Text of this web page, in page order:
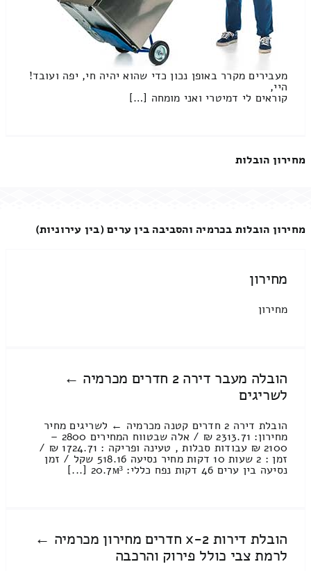
מעבירים מקרר באופן נכון כדי שהוא יהיה חי, יפה ועובד!
היי,
קוראים לי דמיטרי ואני מומחה […]
מחירון הובלות
מחירון הובלות בכרמיה והסביבה בין ערים (בין עירוניות)
מחירון
מחירון
הובלה מעבר דירה 2 חדרים מכרמיה ←
לשריגים
הובלת דירה 2 חדרים קטנה מכרמיה ← לשריגים מחיר
מחירון: 2313.71 ₪ / אלה שבטווח המחירים 2800 –
2100 ₪ עבודות סבלות , טעינה ופריקה : 1724.71 ₪ /
זמן : 2 שעות 10 דקות מחיר נסיעה 518.16 שקל / זמן
נסיעה בין ערים 46 דקות נפח כללי: 20.7м³ [...]
הובלת דירות 2-x חדרים מחירון מכרמיה ←
לרמת צבי כולל פירוק והרכבה